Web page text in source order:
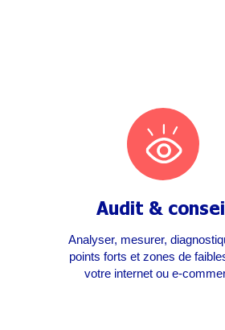
Audit &
Analyser, mesurer,
points forts et zones de
votre internet ou e-